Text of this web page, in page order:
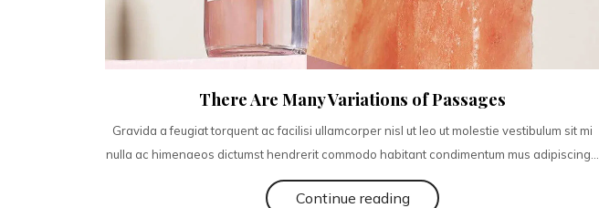
There Are Many Variations of Passages
Gravida a feugiat torquent ac facilisi ullamcorper nisl ut leo ut molestie vestibulum sit mi
nulla ac himenaeos dictumst hendrerit commodo habitant condimentum mus adipiscing...
Continue reading